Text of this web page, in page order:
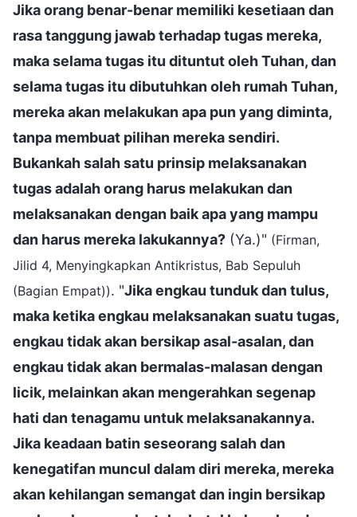
Jika orang benar-benar memiliki kesetiaan dan
rasa tanggung jawab terhadap tugas mereka,
maka selama tugas itu dituntut oleh Tuhan, dan
selama tugas itu dibutuhkan oleh rumah Tuhan,
mereka akan melakukan apa pun yang diminta,
tanpa membuat pilihan mereka sendiri.
Bukankah salah satu prinsip melaksanakan
tugas adalah orang harus melakukan dan
melaksanakan dengan baik apa yang mampu
dan harus mereka lakukannya? (Ya.)" (Firman,
Jilid 4, Menyingkapkan Antikristus, Bab Sepuluh
(Bagian Empat)). "Jika engkau tunduk dan tulus,
maka ketika engkau melaksanakan suatu tugas,
engkau tidak akan bersikap asal-asalan, dan
engkau tidak akan bermalas-malasan dengan
licik, melainkan akan mengerahkan segenap
hati dan tenagamu untuk melaksanakannya.
Jika keadaan batin seseorang salah dan
kenegatifan muncul dalam diri mereka, mereka
akan kehilangan semangat dan ingin bersikap